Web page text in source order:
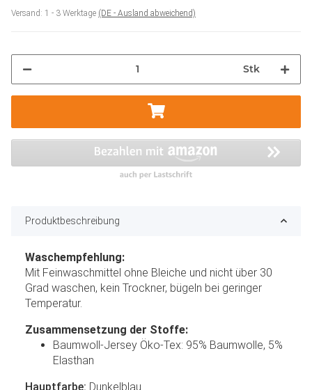
Versand: 1 - 3 Werktage (DE - Ausland abweichend)
Stk
Produktbeschreibung
Waschempfehlung:
Mit Feinwaschmittel ohne Bleiche und nicht über 30
Grad waschen, kein Trockner, bügeln bei geringer
Temperatur.
Zusammensetzung der Stoffe:
Baumwoll-Jersey Öko-Tex: 95% Baumwolle, 5%
Elasthan
Hauptfarbe: Dunkelblau